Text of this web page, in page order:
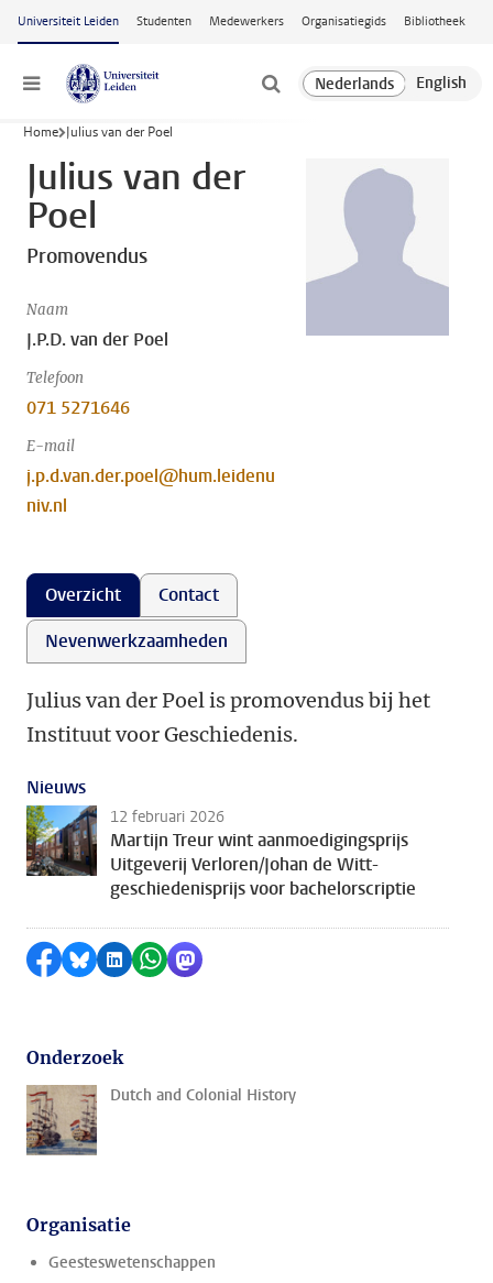
Ga naar hoofdinhoud
Universiteit Leiden Studenten Medewerkers Organisatiegids Bibliotheek
Menu
Home Julius van der Poel
Julius van der
Poel
Promovendus
Naam
J.P.D. van der Poel
Telefoon
071 5271646
E-mail
j.p.d.van.der.poel@hum.leidenu
niv.nl
Overzicht
Contact
Nevenwerkzaamheden
Julius van der Poel is promovendus bij het
Instituut voor Geschiedenis.
Nieuws
12 februari 2026
Martijn Treur wint aanmoedigingsprijs
Uitgeverij Verloren/Johan de Witt-
geschiedenisprijs voor bachelorscriptie
Delen op Facebook
Delen via Bluesky
Delen op LinkedIn
Delen via WhatsApp
Delen via Mastodon
Onderzoek
Dutch and Colonial History
Organisatie
Geesteswetenschappen